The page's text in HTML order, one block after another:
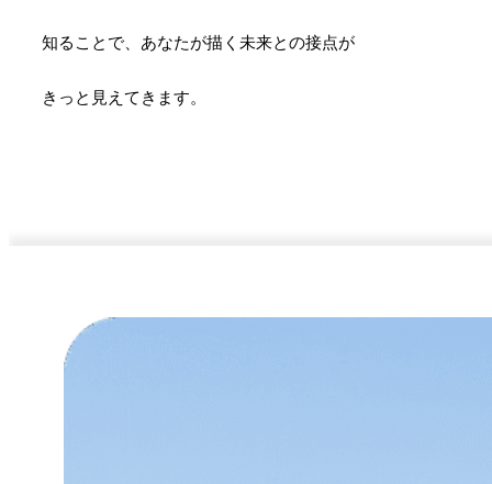
知ることで、 あなたが描く 未来との接点が
きっと見えてきます。